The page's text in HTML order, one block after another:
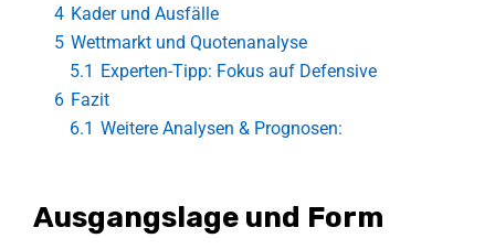
4 Kader und Ausfälle
5 Wettmarkt und Quotenanalyse
5.1 Experten-Tipp: Fokus auf Defensive
6 Fazit
6.1 Weitere Analysen & Prognosen:
Ausgangslage und Form